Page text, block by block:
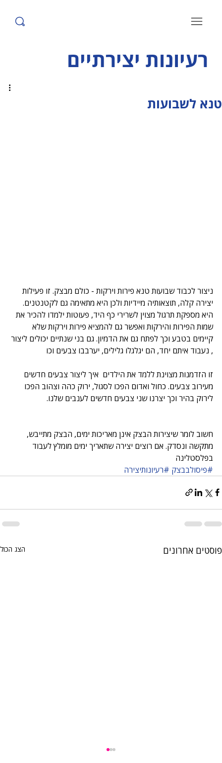
טנא לשבועות
ניצור לכבוד שבועות טנא פירות וירקות - כולם מבצק. זו פעילות
יצירה קלה, תוצאותיה מיידיות ולכן היא מתאימה גם לקטנטנים.
היא מספקת תרגול מצוין לשרירי כף היד, פעוטות ילמדו להכיר את
שמות הפירות והירקות ואפשר גם להמציא פירות וירקות שלא
קיימים בטבע וכך לפתח גם את הדמיון. גם בני שנתיים יכולים ליצור
, נעבוד איתם יחד, הם יגלגלו גלילים, יערבבו צבעים וכו
זו הזדמנות מצוינת ללמד את הילדים  איך ליצור צבעים חדשים
מעירוב צבעים. כחול ואדום הפכו לסגול, ירוק כהה וצהוב הפכו
לירוק בהיר וכך יצרנו שני צבעים חדשים לענבים שלנו.
חשוב לומר שיצירות הבצק אינן מאריכות ימים, הבצק מתייבש,
מתקשה ונסדק. אם רוצים יצירה שתאריך ימים מומלץ לעבוד
בפלסטלינה
#פיסולבבצק #רעיונותיצירה
פוסטים אחרונים הצג הכול
רעיונות יצירתיים